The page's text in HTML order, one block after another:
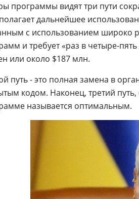
программы видят три пути
дальнейшее
с использованием широко
и требует «раз в четыре-
или около $187 млн.
путь - это полная замена в
кодом. Наконец, третий
называется оптимальным.